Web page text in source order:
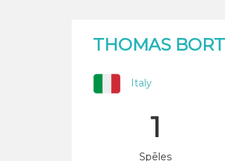
THOMAS
Italy
1
Spēles